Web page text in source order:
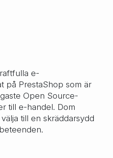
e-
på PrestaShop som är
Open Source-
till e-handel. Dom
till en skräddarsydd